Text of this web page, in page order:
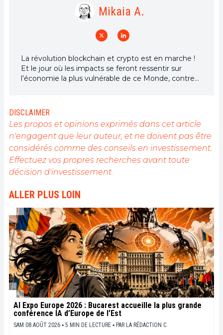
Mikaia A.
La révolution blockchain et crypto est en marche !
Et le jour où les impacts se feront ressentir sur
l’économie la plus vulnérable de ce Monde, contre
DISCLAIMER
Les propos et opinions exprimés dans cet article
n'engagent que leur auteur, et ne doivent pas être
considérés comme des conseils en investissement.
Effectuez vos propres recherches avant toute
décision d'investissement.
ALLER PLUS LOIN
AI Expo Europe 2026 : Bucarest accueille la plus grande
conférence IA d’Europe de l’Est
SAM 08 AOÛT 2026 ▪ 5 MIN DE LECTURE ▪ PAR LA RÉDACTION C.